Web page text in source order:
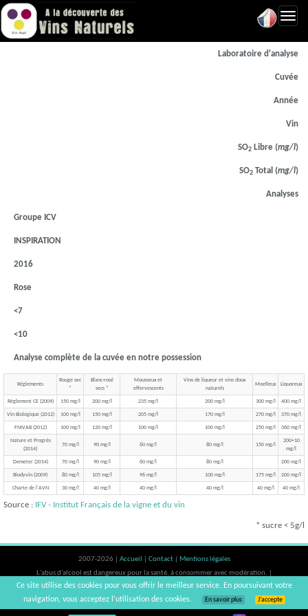
Laboratoire d'analyse
Cuvée
Année
Vin
SO2 Libre (mg/l)
SO2 Total (mg/l)
Analyses
Groupe ICV
INSPIRATION
2016
Rose
<7
<10
Analyse complète de la cuvée en notre possession
Réglements
Rouge sec
*
Blanc-rosé
secs *
Mousseux et
effervescents
Vins de liqueur et vins doux
naturels
Moelleux Liquoreux
Règlement CE (2009) 150 mg/l 200 mg/l 235 mg/l 200 mg/l 300 mg/l 400 mg/l
Vin Biologique (2012) 100 mg/l 150 mg/l 205 mg/l 170 mg/l 270 mg/l 370 mg/l
FNIVAB (2012) 100 mg/l 120 mg/l 100 mg/l 100 mg/l 250 mg/l 360 mg/l
Nature et Progrès
(2014)
70 mg/l 90 mg/l 60 mg/l 80 mg/l 150 mg/l
200+10
mg/l
Demeter (2014) 70 mg/l 90 mg/l 60 mg/l 80 mg/l 200 mg/l
Biodyvin (2009) 80 mg/l 105 mg/l 96 mg/l 100 mg/l 175 mg/l 200 mg/l
Charte de l'AVN 30 mg/l 40 mg/l 40 mg/l 40 mg/l 40 mg/l 40 mg/l
Source : IFV - Institut Français de la vigne et du vin
* sucre < 5g/l
2007-2026 | Accueil Contact
Mentions légales
L'abus d'alcool est dangereux pour la santé, à consommer avec modération. |
vinsnaturels | v3.12
Ce site utilise des cookies pour vous offrir le meilleur service. En poursuivant votre
navigation, vous acceptez l’utilisation des cookies.
En savoir plus J’accepte